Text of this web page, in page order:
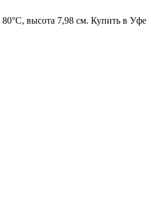
высота 7,98 см. Купить в Уфе